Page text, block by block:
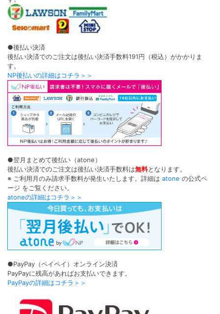
●後払い決済
後払い決済でのご注文は後払い決済手数料191円（税込）がかかりま
す。
NP後払いの詳細はコチラ＞＞
●翌月まとめて後払い（atone）
後払い決済でのご注文は後払い決済手数料は無料となります。
※ ご利用月のみ請求手数料が発生いたします。詳細は atone の公式ペ
ージ をご覧ください。
atoneの詳細はコチラ＞＞
●PayPay（ペイペイ）オンライン決済
PayPayに残高があればお支払いできます。
PayPayの詳細はコチラ＞＞